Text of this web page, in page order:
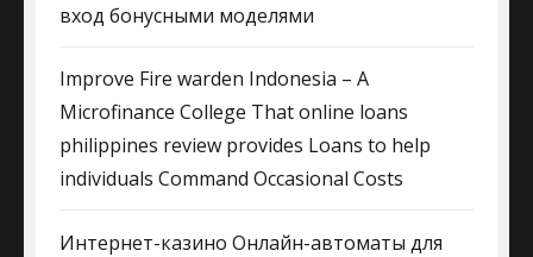
вход бонусными моделями
Improve Fire warden Indonesia – A
Microfinance College That online loans
philippines review provides Loans to help
individuals Command Occasional Costs
Интернет-казино Онлайн-автоматы для